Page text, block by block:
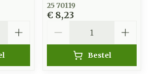
25 70119
€ 8,23
Bestel